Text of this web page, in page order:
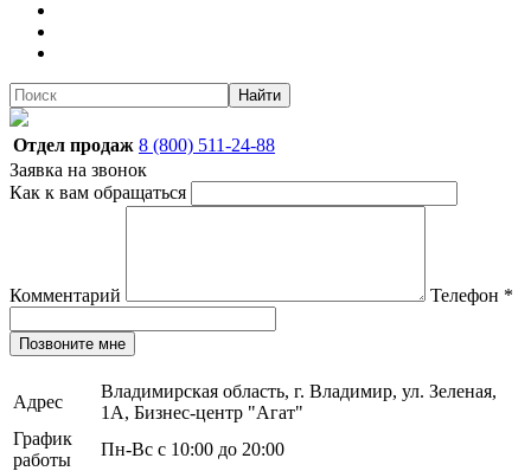
Найти
Отдел продаж 8 (800) 511-24-88
Заявка на звонок
Как к вам обращаться
Комментарий Телефон *
Позвоните мне
Адрес
Владимирская область, г. Владимир, ул. Зеленая,
1А, Бизнес-центр "Агат"
График
работы
Пн-Вс с 10:00 до 20:00